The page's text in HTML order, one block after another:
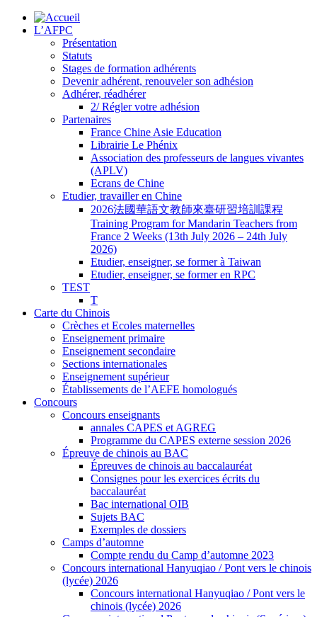
L’AFPC
Présentation
Statuts
Stages de formation adhérents
Devenir adhérent, renouveler son adhésion
Adhérer, réadhérer
2/ Régler votre adhésion
Partenaires
France Chine Asie Education
Librairie Le Phénix
Association des professeurs de langues vivantes
(APLV)
Ecrans de Chine
Etudier, travailler en Chine
2026法國華語文教師來臺研習培訓課程
Training Program for Mandarin Teachers from
France 2 Weeks (13th July 2026 – 24th July
2026)
Etudier, enseigner, se former à Taiwan
Etudier, enseigner, se former en RPC
TEST
T
Carte du Chinois
Crèches et Ecoles maternelles
Enseignement primaire
Enseignement secondaire
Sections internationales
Enseignement supérieur
Établissements de l’AEFE homologués
Concours
Concours enseignants
annales CAPES et AGREG
Programme du CAPES externe session 2026
Épreuve de chinois au BAC
Épreuves de chinois au baccalauréat
Consignes pour les exercices écrits du
baccalauréat
Bac international OIB
Sujets BAC
Exemples de dossiers
Camps d’automne
Compte rendu du Camp d’automne 2023
Concours international Hanyuqiao / Pont vers le chinois
(lycée) 2026
Concours international Hanyuqiao / Pont vers le
chinois (lycée) 2026